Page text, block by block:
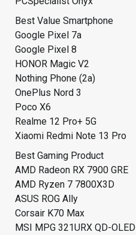
Best Value Smartphone
Google Pixel 7a
Google Pixel 8
HONOR Magic V2
Nothing Phone (2a)
OnePlus Nord 3
Poco X6
Realme 12 Pro+ 5G
Xiaomi Redmi Note 13 Pro
Best Gaming Product
AMD Radeon RX 7900 GRE
AMD Ryzen 7 7800X3D
ASUS ROG Ally
Corsair K70 Max
MSI MPG 321URX QD-OLED